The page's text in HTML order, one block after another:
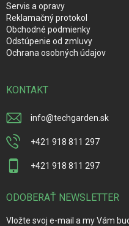
Servis a opravy
Reklamačný protokol
Obchodné podmienky
Odstúpenie od zmluvy
Ochrana osobných údajov
KONTAKT
info@techgarden.sk
+421 918 811 297
+421 918 811 297
ODOBERAŤ NEWSLETTER
Vložte svoj e-mail a my Vám